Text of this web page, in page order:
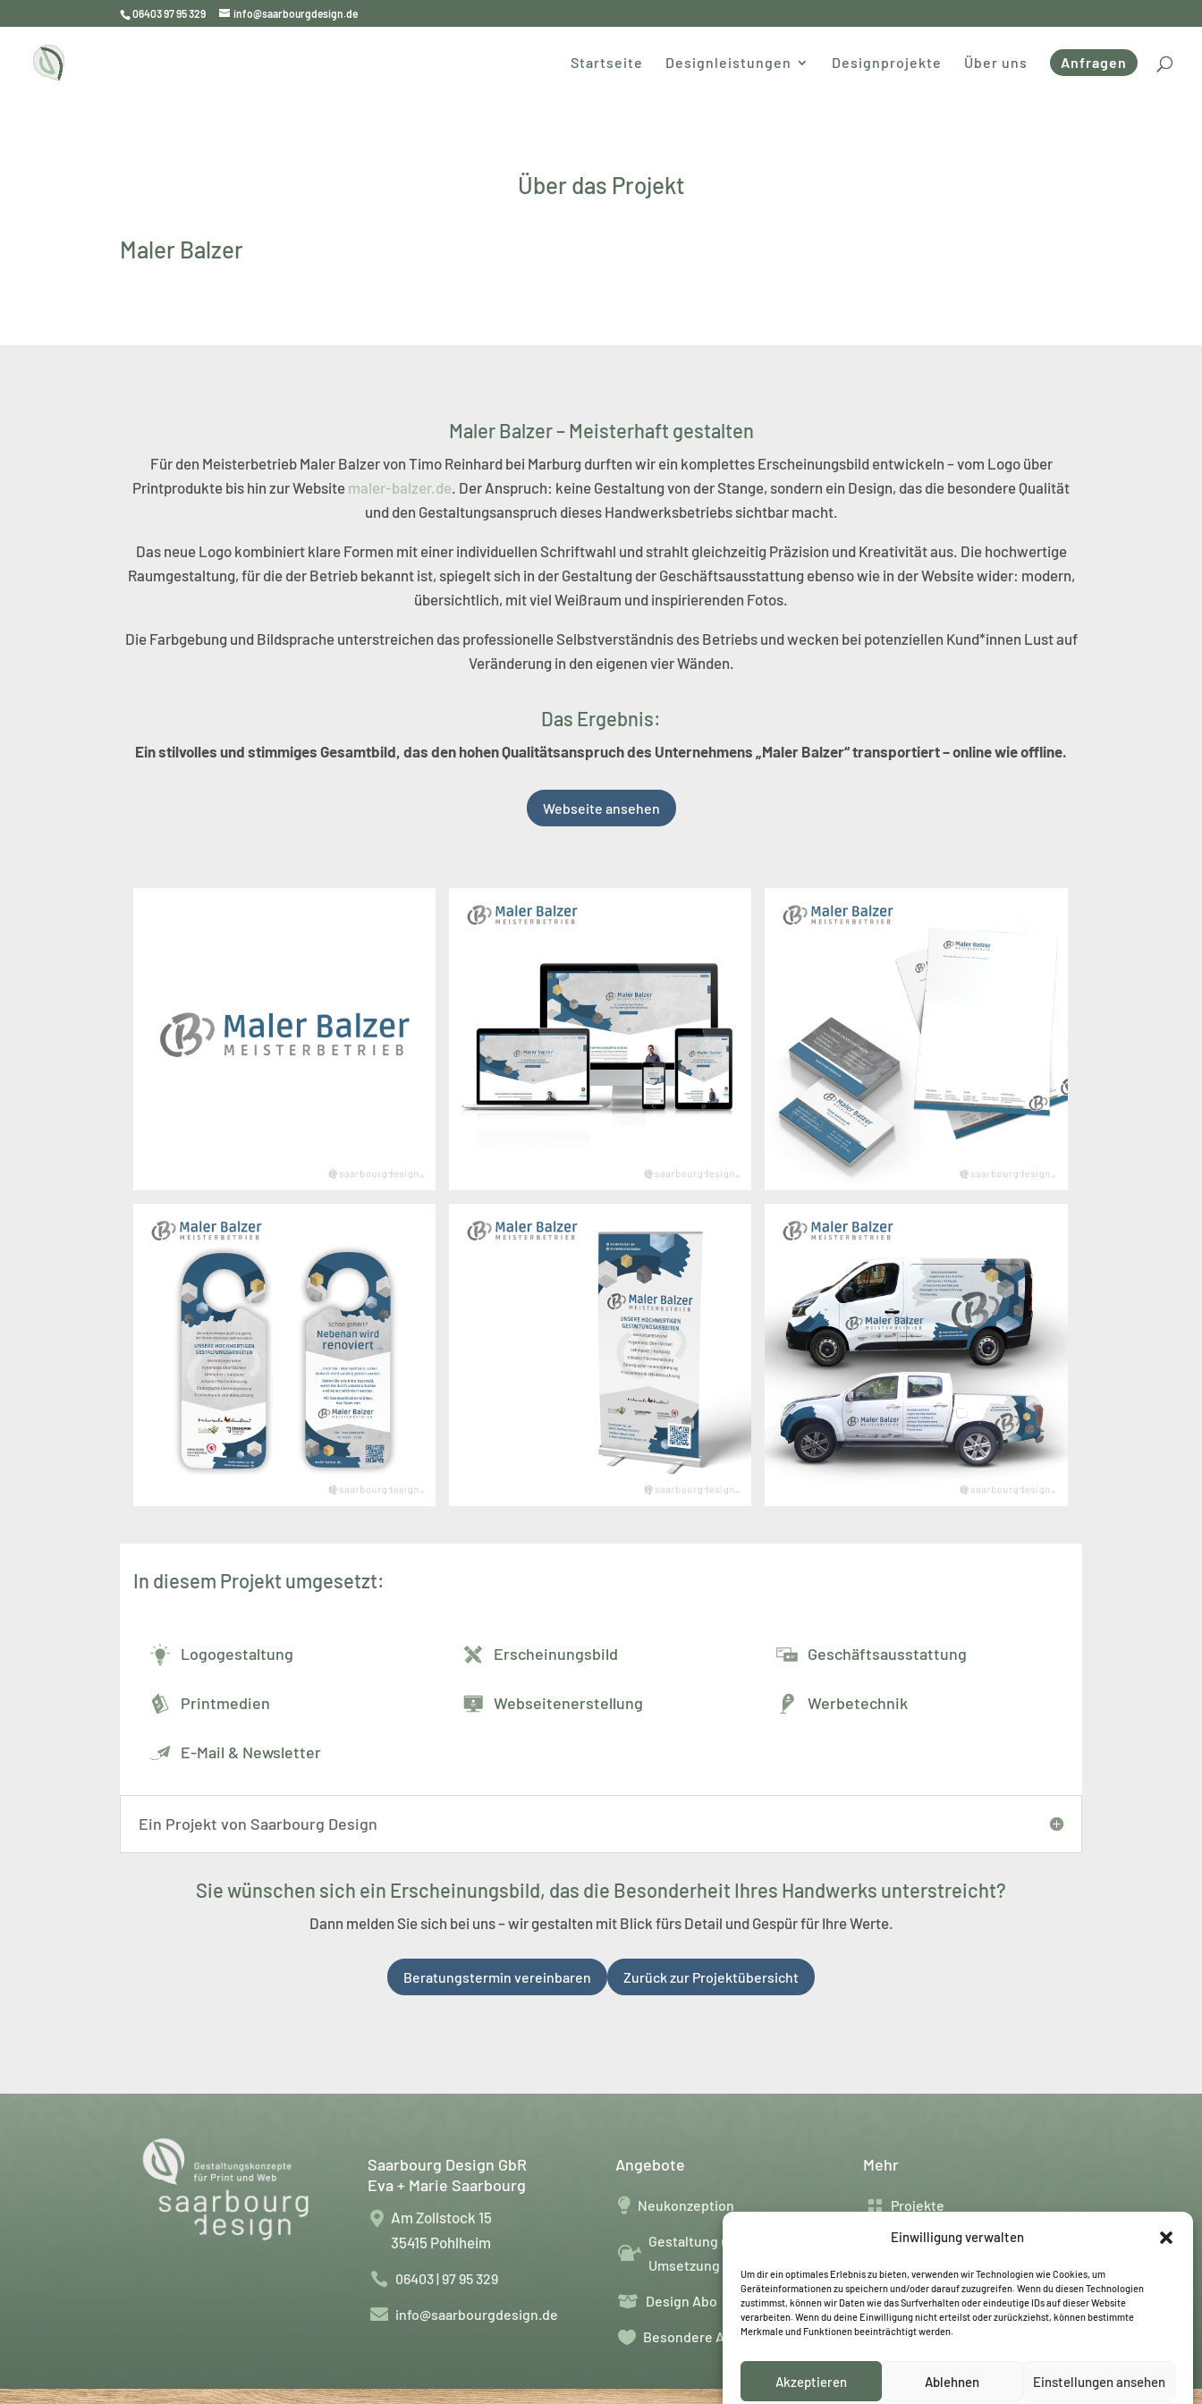
Einwilligung verwalten
Um dir ein optimales Erlebnis zu bieten, verwenden wir Technologien wie Cookies, um
Geräteinformationen zu speichern und/oder darauf zuzugreifen. Wenn du diesen Technologien
zustimmst, können wir Daten wie das Surfverhalten oder eindeutige IDs auf dieser Website
verarbeiten. Wenn du deine Einwilligung nicht erteilst oder zurückziehst, können bestimmte
Merkmale und Funktionen beeinträchtigt werden.
Akzeptieren Ablehnen Einstellungen ansehen
06403 97 95 329 info@saarbourgdesign.de
Startseite Designleistungen Designprojekte Über uns Anfragen
Über das Projekt
Maler Balzer
Maler Balzer – Meisterhaft gestalten
Für den Meisterbetrieb Maler Balzervon Timo Reinhard bei Marburg durften wir ein komplettes Erscheinungsbild entwickeln – vom Logo über
Printprodukte bis hin zur Website maler-balzer.de . Der Anspruch: keine Gestaltung von der Stange, sondern ein Design, das die besondere Qualität
und den Gestaltungsanspruch dieses Handwerksbetriebs sichtbar macht.
Das neue Logo kombiniert klare Formen mit einer individuellen Schriftwahl und strahlt gleichzeitig Präzision und Kreativität aus. Die hochwertige
Raumgestaltung, für die der Betrieb bekannt ist, spiegelt sich in der Gestaltung der Geschäftsausstattung ebenso wie in der Website wider: modern,
übersichtlich, mit viel Weißraum und inspirierenden Fotos.
Die Farbgebung und Bildsprache unterstreichen das professionelle Selbstverständnis des Betriebs und wecken bei potenziellen Kund*innen Lust auf
Veränderung in den eigenen vier Wänden.
Das Ergebnis:
Ein stilvolles und stimmiges Gesamtbild, das den hohen Qualitätsanspruch des Unternehmens „Maler Balzer“ transportiert – online wie offline.
Webseite ansehen
In diesem Projekt umgesetzt:
Logogestaltung Erscheinungsbild Geschäftsausstattung
Printmedien Webseitenerstellung Werbetechnik
E-Mail & Newsletter
Ein Projekt von Saarbourg Design
Sie wünschen sich ein Erscheinungsbild, das die Besonderheit Ihres Handwerks unterstreicht?
Dann melden Sie sich bei uns – wir gestalten mit Blick fürs Detail und Gespür für Ihre Werte.
Beratungstermin vereinbaren Zurück zur Projektübersicht
Saarbourg Design GbR
Eva + Marie Saarbourg
 Am Zollstock 15
35415 Pohlheim
 06403 | 97 95 329
 info@saarbourgdesign.de
Angebote
 Neukonzeption
Gestaltung und
Umsetzung
 Design Abo
 Besondere Anlässe
Mehr
 Projekte
Wörtergarten
 FAQs
 Anfragen